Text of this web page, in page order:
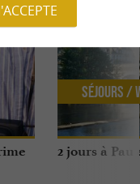
2 jours à
Séjours /